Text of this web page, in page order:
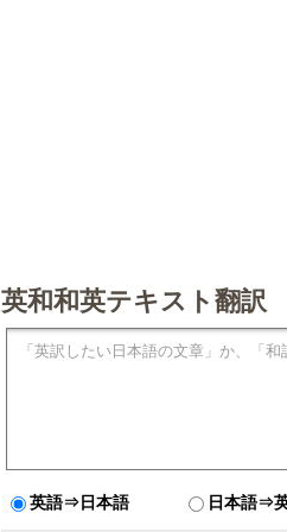
英和和英テキスト翻訳
英語⇒日本語 日本語⇒